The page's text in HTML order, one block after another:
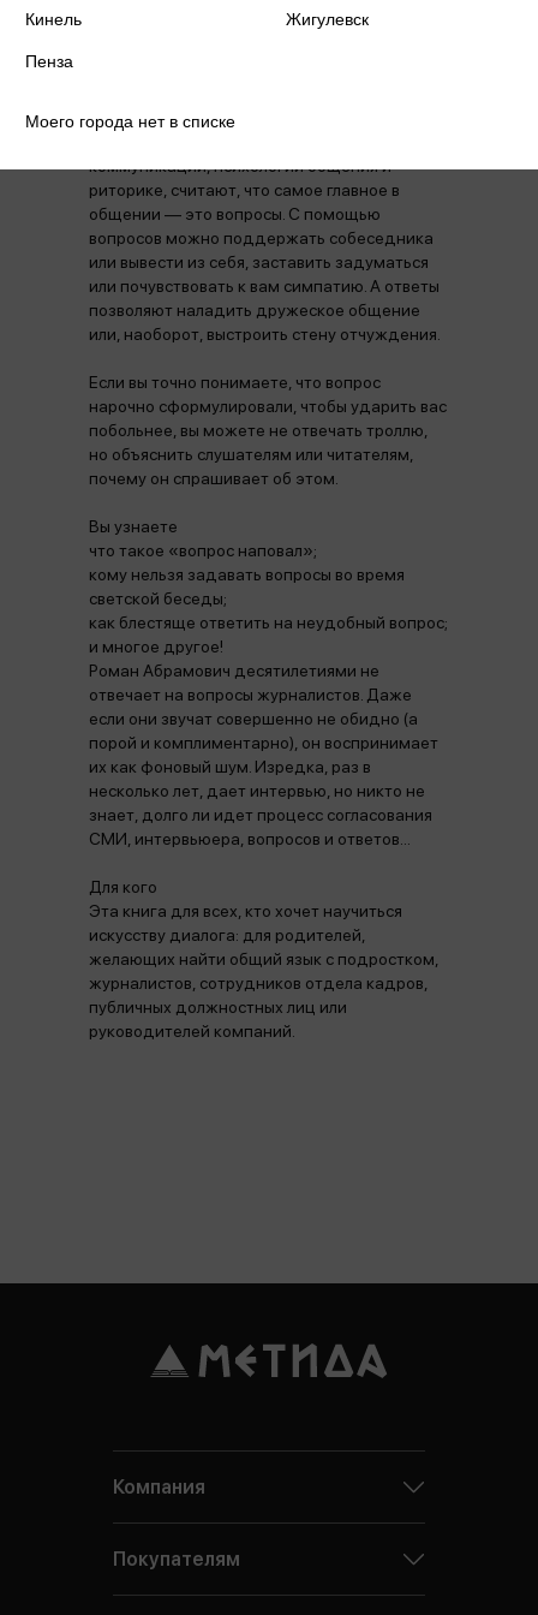
непринужденность? Нина Зверева и
коммуникации, психологии общения и
риторике, считают, что самое главное в
общении — это вопросы. С помощью
вопросов можно поддержать собеседника
или вывести из себя, заставить задуматься
или почувствовать к вам симпатию. А ответы
позволяют наладить дружеское общение
или, наоборот, выстроить стену отчуждения.
Если вы точно понимаете, что вопрос
нарочно сформулировали, чтобы ударить вас
побольнее, вы можете не отвечать троллю,
но объяснить слушателям или читателям,
почему он спрашивает об этом.
Вы узнаете
что такое «вопрос наповал»;
кому нельзя задавать вопросы во время
светской беседы;
как блестяще ответить на неудобный вопрос;
и многое другое!
Роман Абрамович десятилетиями не
отвечает на вопросы журналистов. Даже
если они звучат совершенно не обидно (а
порой и комплиментарно), он воспринимает
их как фоновый шум. Изредка, раз в
несколько лет, дает интервью, но никто не
знает, долго ли идет процесс согласования
СМИ, интервьюера, вопросов и ответов...
Для кого
Эта книга для всех, кто хочет научиться
искусству диалога: для родителей,
желающих найти общий язык с подростком,
журналистов, сотрудников отдела кадров,
публичных должностных лиц или
руководителей компаний.
Кинель Жигулевск
Пенза
Моего города нет в списке
Компания
Покупателям